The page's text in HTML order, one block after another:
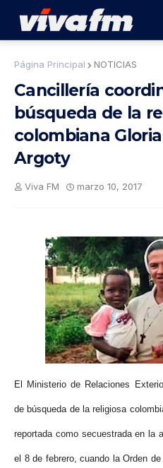
Página Principal NOTICIAS
Cancillería
búsqueda de la
colombiana
Argoty
Viva FM marzo 10, 2017
El Ministerio de Relaciones
de búsqueda de la religiosa
reportada como secuestrada en la
el 8 de febrero, cuando la Orden